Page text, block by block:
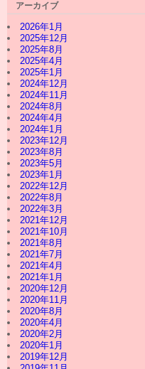
アーカイブ
2026年1月
2025年12月
2025年8月
2025年4月
2025年1月
2024年12月
2024年11月
2024年8月
2024年4月
2024年1月
2023年12月
2023年8月
2023年5月
2023年1月
2022年12月
2022年8月
2022年3月
2021年12月
2021年10月
2021年8月
2021年7月
2021年4月
2021年1月
2020年12月
2020年11月
2020年8月
2020年4月
2020年2月
2020年1月
2019年12月